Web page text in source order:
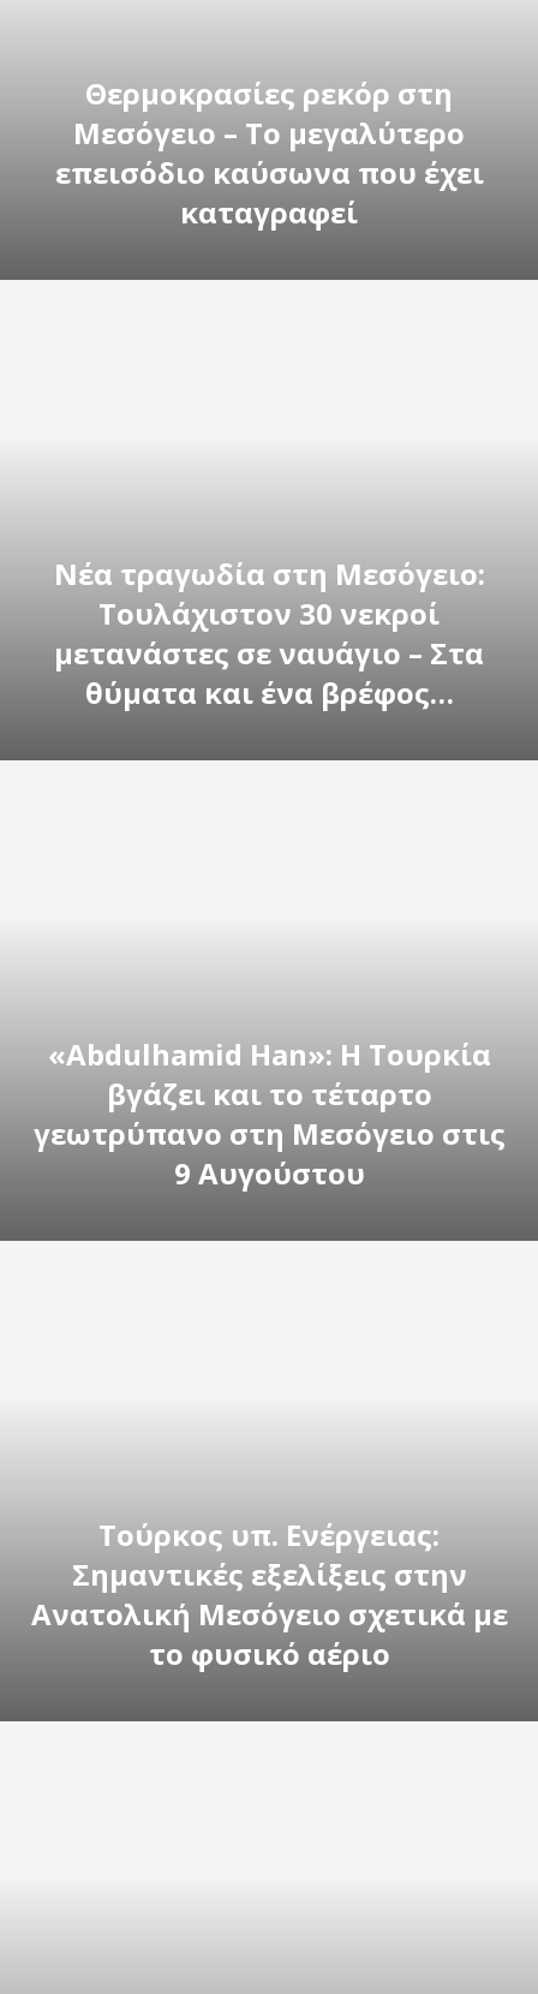
Θερμοκρασίες ρεκόρ στη
Μεσόγειο – Το μεγαλύτερο
επεισόδιο καύσωνα που έχει
καταγραφεί
Νέα τραγωδία στη Μεσόγειο:
Τουλάχιστον 30 νεκροί
μετανάστες σε ναυάγιο – Στα
θύματα και ένα βρέφος…
«Abdulhamid Han»: H Toυρκία
βγάζει και το τέταρτο
γεωτρύπανο στη Μεσόγειο στις
9 Αυγούστου
Τούρκος υπ. Ενέργειας:
Σημαντικές εξελίξεις στην
Ανατολική Μεσόγειο σχετικά με
το φυσικό αέριο